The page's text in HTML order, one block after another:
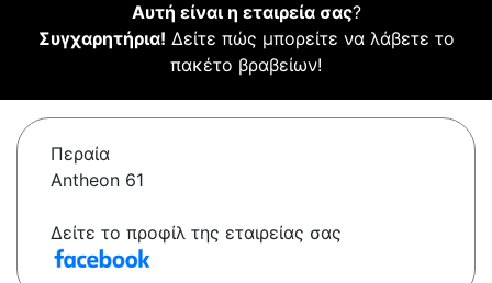
Αυτή είναι η εταιρεία σας?
Συγχαρητήρια! Δείτε πώς μπορείτε να λάβετε το
πακέτο βραβείων!
Περαία
Antheon 61
Δείτε το προφίλ της εταιρείας σας